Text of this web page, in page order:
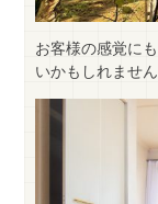
お客様の感覚に
いかもしれません